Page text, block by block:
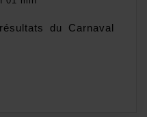
du Carnaval